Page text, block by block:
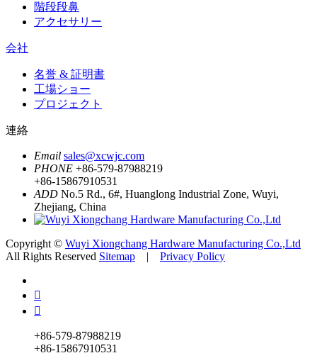
階段段鼻
アクセサリー
会社
名誉 & 証明書
工場ショー
プロジェクト
連絡
Email sales@xcwjc.com
PHONE +86-579-87988219
+86-15867910531
ADD No.5 Rd., 6#, Huanglong Industrial Zone, Wuyi,
Zhejiang, China
Copyright © Wuyi Xiongchang Hardware Manufacturing Co.,Ltd
All Rights Reserved Sitemap | Privacy Policy


+86-579-87988219
+86-15867910531